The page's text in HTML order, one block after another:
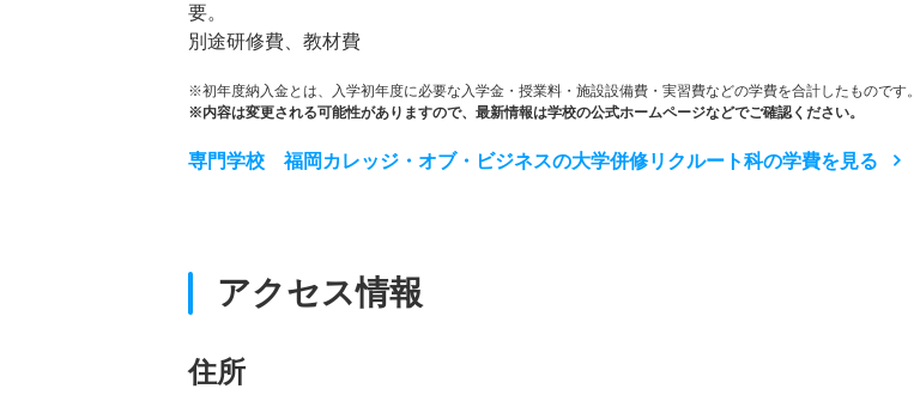
要。
別途研修費、教材費
※初年度納入金とは、入学初年度に必要な入学金・授業料・施設設備費・実習費などの学費を合計したものです。
※内容は変更される可能性がありますので、最新情報は学校の公式ホームページなどでご確認ください。
専門学校 福岡カレッジ・オブ・ビジネスの大学併修リクルート科の学費を見る
アクセス情報
住所